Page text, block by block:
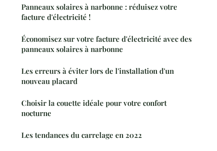
Panneaux solaires à narbonne : réduisez votre
facture d'électricité !
Économisez sur votre facture d'électricité avec des
panneaux solaires à narbonne
Les erreurs à éviter lors de l'installation d'un
nouveau placard
Choisir la couette idéale pour votre confort
nocturne
Les tendances du carrelage en 2022